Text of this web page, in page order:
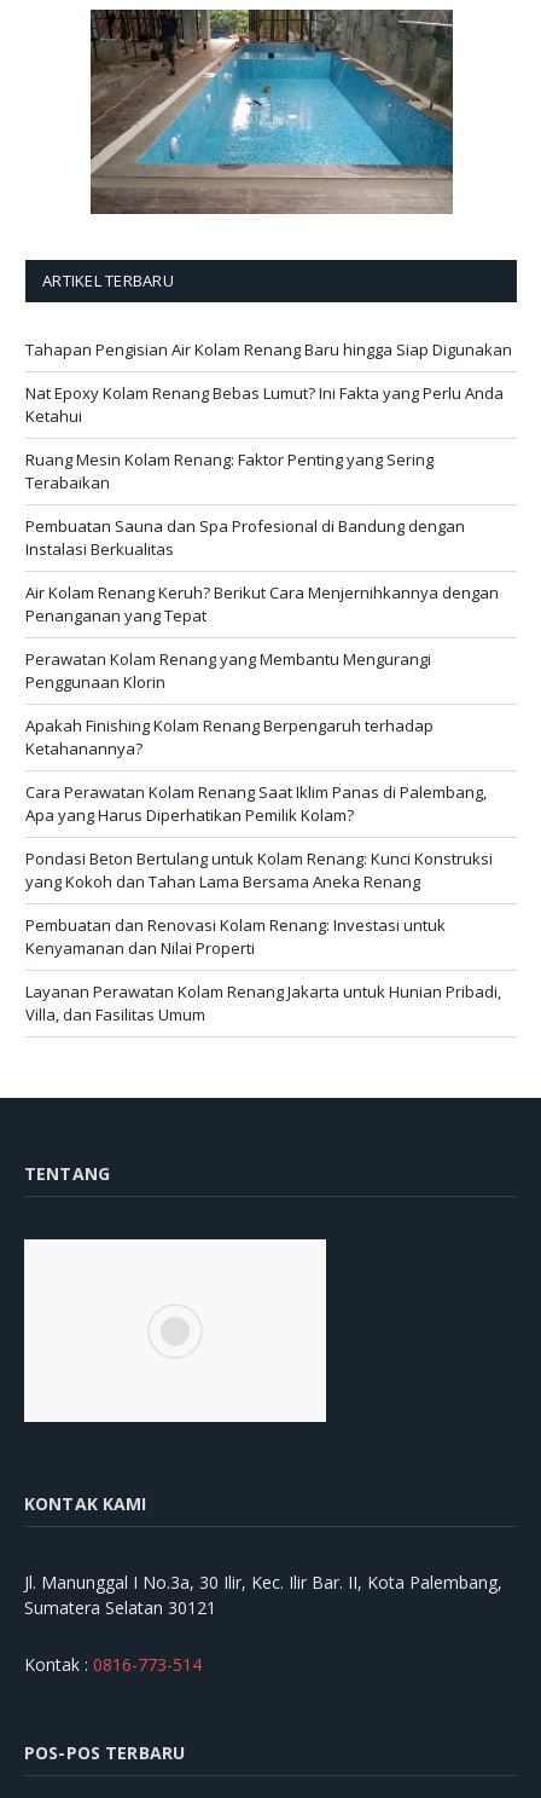
ARTIKEL TERBARU
Tahapan Pengisian Air Kolam Renang Baru hingga Siap Digunakan
Nat Epoxy Kolam Renang Bebas Lumut? Ini Fakta yang Perlu Anda
Ketahui
Ruang Mesin Kolam Renang: Faktor Penting yang Sering
Terabaikan
Pembuatan Sauna dan Spa Profesional di Bandung dengan
Instalasi Berkualitas
Air Kolam Renang Keruh? Berikut Cara Menjernihkannya dengan
Penanganan yang Tepat
Perawatan Kolam Renang yang Membantu Mengurangi
Penggunaan Klorin
Apakah Finishing Kolam Renang Berpengaruh terhadap
Ketahanannya?
Cara Perawatan Kolam Renang Saat Iklim Panas di Palembang,
Apa yang Harus Diperhatikan Pemilik Kolam?
Pondasi Beton Bertulang untuk Kolam Renang: Kunci Konstruksi
yang Kokoh dan Tahan Lama Bersama Aneka Renang
Pembuatan dan Renovasi Kolam Renang: Investasi untuk
Kenyamanan dan Nilai Properti
Layanan Perawatan Kolam Renang Jakarta untuk Hunian Pribadi,
Villa, dan Fasilitas Umum
TENTANG
KONTAK KAMI
Jl. Manunggal I No.3a, 30 Ilir, Kec. Ilir Bar. II, Kota Palembang,
Sumatera Selatan 30121
Kontak : 0816-773-514
POS-POS TERBARU